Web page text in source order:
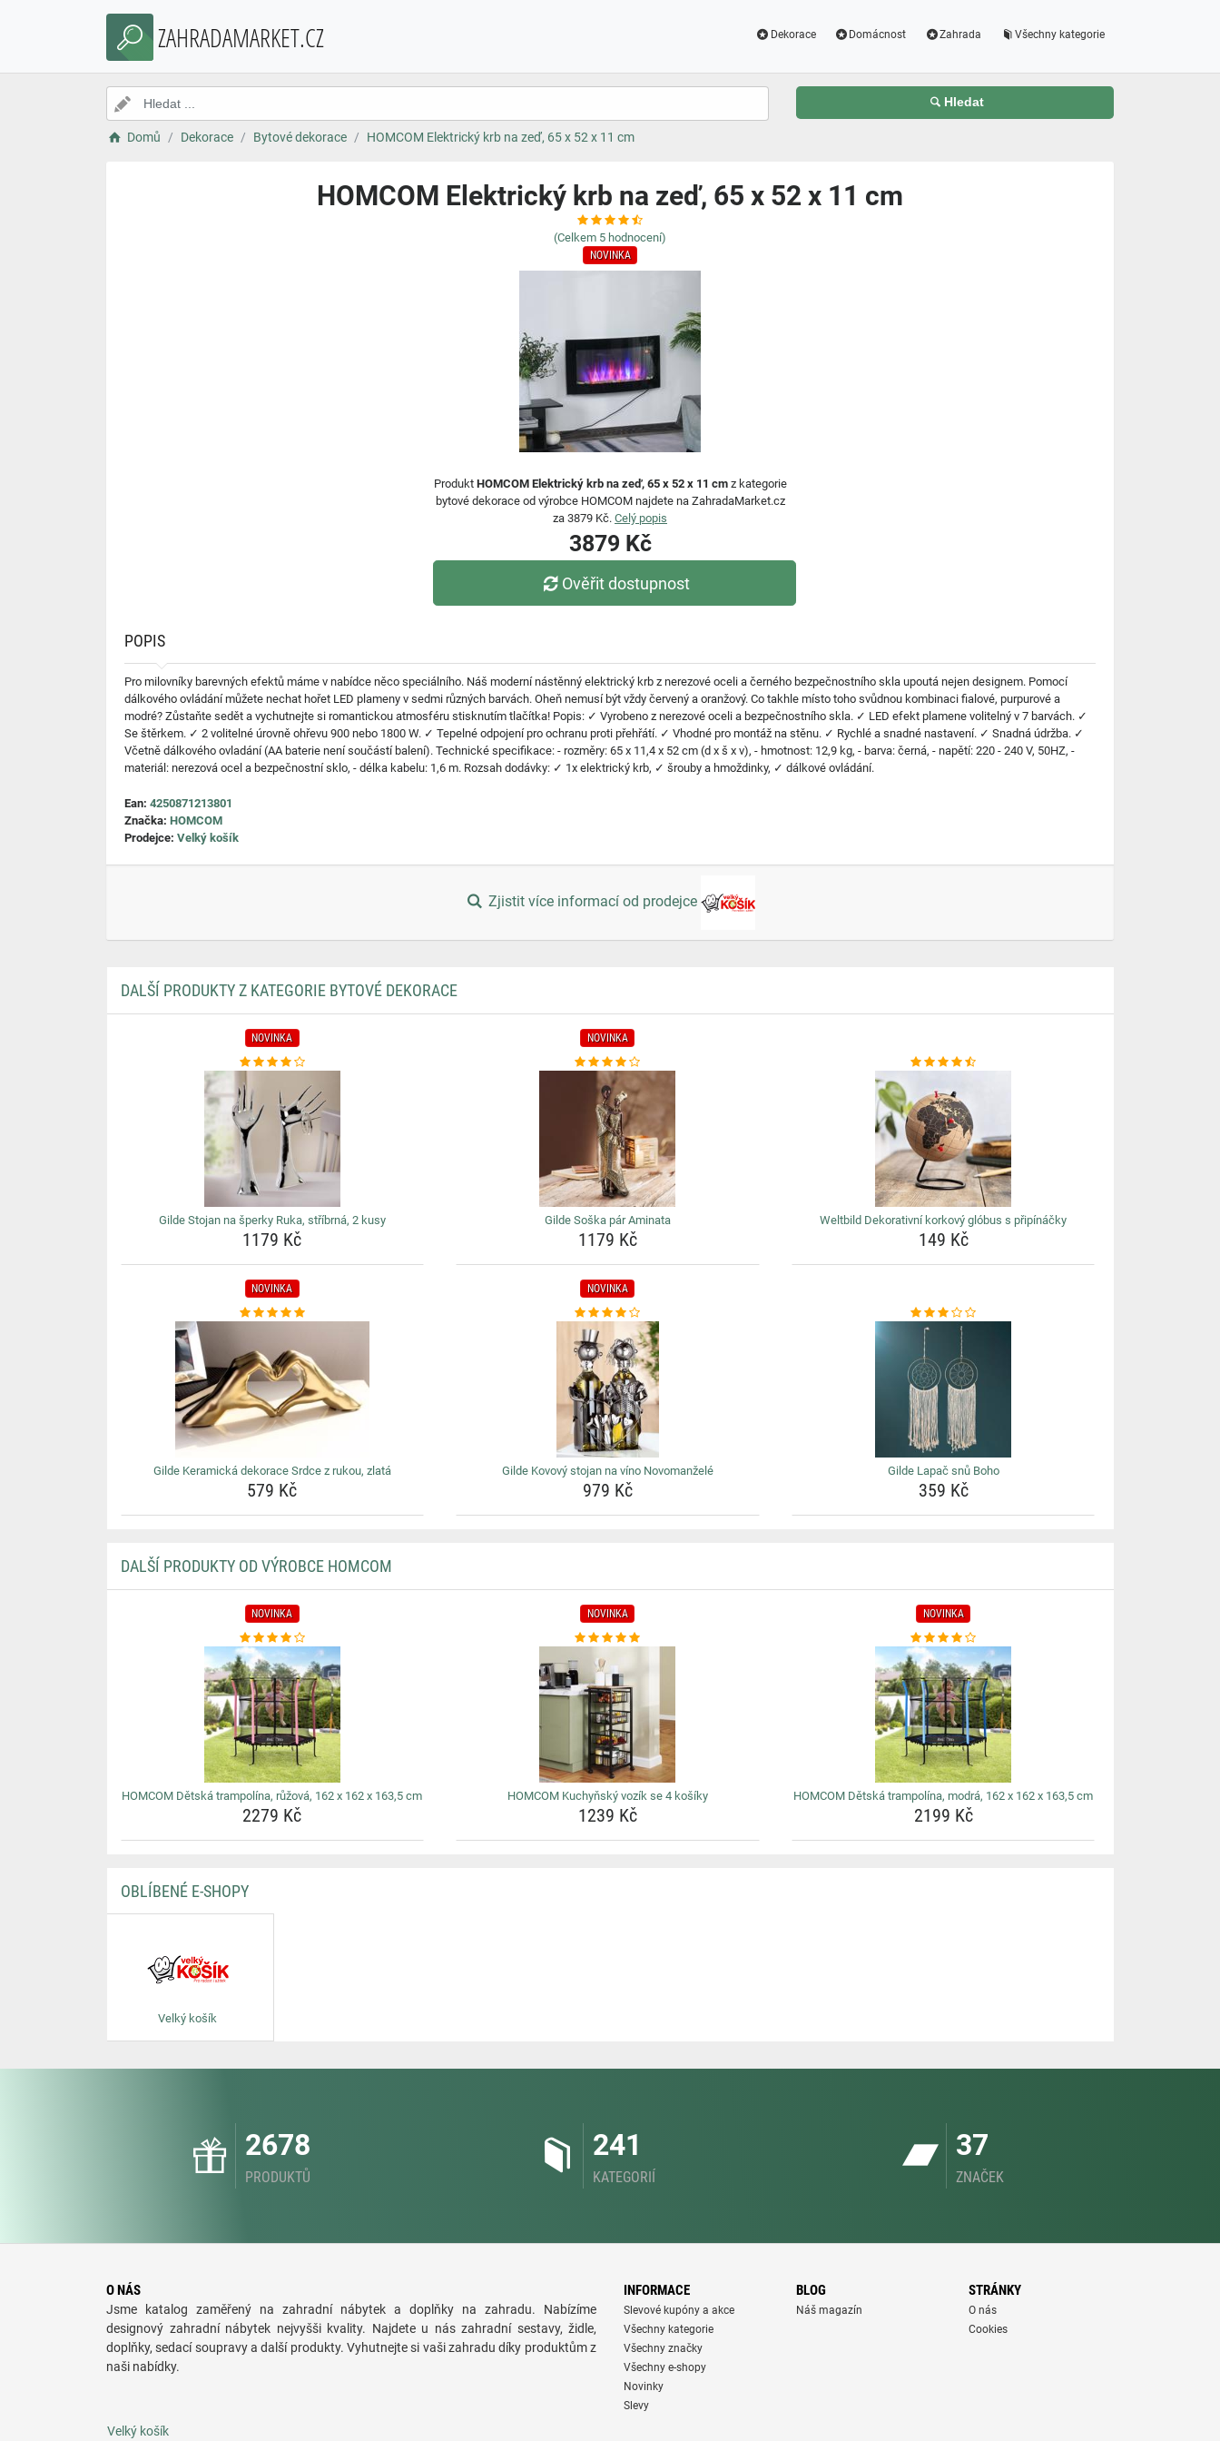
ZAHRADAMARKET.CZ Dekorace Domácnost Zahrada Všechny kategorie
Hledat
Domů Dekorace Bytové dekorace HOMCOM Elektrický krb na zeď, 65 x 52 x 11 cm
HOMCOM Elektrický krb na zeď, 65 x 52 x 11 cm
(Celkem 5 hodnocení)
NOVINKA
Produkt HOMCOM Elektrický krb na zeď, 65 x 52 x 11 cmz kategorie
bytové dekorace od výrobce HOMCOM najdete na ZahradaMarket.cz
za 3879 Kč. Celý popis
3879 Kč
Ověřit dostupnost
POPIS
Pro milovníky barevných efektů máme v nabídce něco speciálního. Náš moderní nástěnný elektrický krb z nerezové oceli a černého bezpečnostního skla upoutá nejen designem. Pomocí
dálkového ovládání můžete nechat hořet LED plameny v sedmi různých barvách. Oheň nemusí být vždy červený a oranžový. Co takhle místo toho svůdnou kombinaci fialové, purpurové a
modré? Zůstaňte sedět a vychutnejte si romantickou atmosféru stisknutím tlačítka! Popis: ✓ Vyrobeno z nerezové oceli a bezpečnostního skla. ✓ LED efekt plamene volitelný v 7 barvách. ✓
Se štěrkem. ✓ 2 volitelné úrovně ohřevu 900 nebo 1800 W. ✓ Tepelné odpojení pro ochranu proti přehřátí. ✓ Vhodné pro montáž na stěnu. ✓ Rychlé a snadné nastavení. ✓ Snadná údržba. ✓
Včetně dálkového ovladání (AA baterie není součástí balení). Technické specifikace: - rozměry: 65 x 11,4 x 52 cm (d x š x v), - hmotnost: 12,9 kg, - barva: černá, - napětí: 220 - 240 V, 50HZ, -
materiál: nerezová ocel a bezpečnostní sklo, - délka kabelu: 1,6 m. Rozsah dodávky: ✓ 1x elektrický krb, ✓ šrouby a hmoždinky, ✓ dálkové ovládání.
Ean: 4250871213801
Značka: HOMCOM
Prodejce: Velký košík
Zjistit více informací od prodejce
DALŠÍ PRODUKTY Z KATEGORIE BYTOVÉ DEKORACE
NOVINKA
Gilde Stojan na šperky Ruka, stříbrná, 2 kusy
1179 Kč
NOVINKA
Gilde Soška pár Aminata
1179 Kč
Weltbild Dekorativní korkový glóbus s připínáčky
149 Kč
NOVINKA
Gilde Keramická dekorace Srdce z rukou, zlatá
579 Kč
NOVINKA
Gilde Kovový stojan na víno Novomanželé
979 Kč
Gilde Lapač snů Boho
359 Kč
DALŠÍ PRODUKTY OD VÝROBCE HOMCOM
NOVINKA
HOMCOM Dětská trampolína, růžová, 162 x 162 x 163,5 cm
2279 Kč
NOVINKA
HOMCOM Kuchyňský vozík se 4 košíky
1239 Kč
NOVINKA
HOMCOM Dětská trampolína, modrá, 162 x 162 x 163,5 cm
2199 Kč
OBLÍBENÉ E-SHOPY
Velký košík
2678
PRODUKTŮ
241
KATEGORIÍ
37
ZNAČEK
O NÁS
Jsme katalog zaměřený na zahradní nábytek a doplňky na zahradu. Nabízíme
designový zahradní nábytek nejvyšši kvality. Najdete u nás zahradní sestavy, židle,
doplňky, sedací soupravy a další produkty. Vyhutnejte si vaši zahradu díky produktům z
naši nabídky.
INFORMACE
Slevové kupóny a akce
Všechny kategorie
Všechny značky
Všechny e-shopy
Novinky
Slevy
BLOG
Náš magazín
STRÁNKY
O nás
Cookies
Velký košík